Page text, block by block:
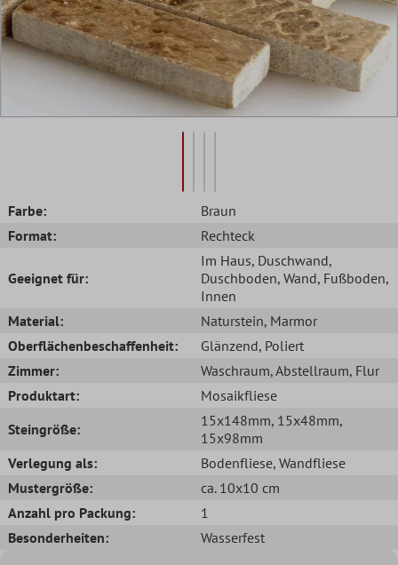
Farbe:
Braun
Format:
Rechteck
Geeignet für:
Im Haus, Duschwand,
Duschboden, Wand, Fußboden,
Innen
Material:
Naturstein, Marmor
Oberflächenbeschaffenheit:
Glänzend, Poliert
Zimmer:
Waschraum, Abstellraum, Flur
Produktart:
Mosaikfliese
Steingröße:
15x148mm, 15x48mm,
15x98mm
Verlegung als:
Bodenfliese, Wandfliese
Mustergröße:
ca. 10x10 cm
Anzahl pro Packung:
1
Besonderheiten:
Wasserfest